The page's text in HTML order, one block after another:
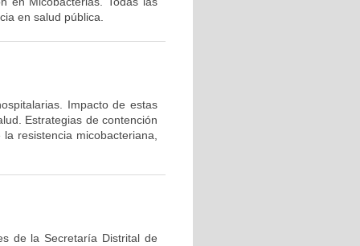
en salud pública.
Impacto de estas
Estrategias de contención
resistencia micobacteriana,
de la Secretaría Distrital de